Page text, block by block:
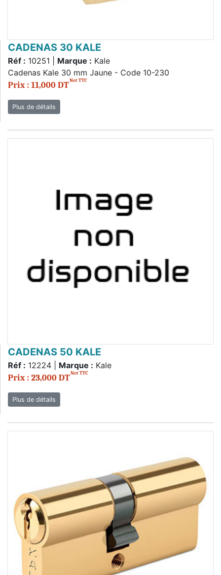
CADENAS 30 KALE
Réf : 10251 | Marque : Kale
Cadenas Kale 30 mm Jaune - Code 10-230
Prix : 11,000 DTNet TTC
Plus de détails
CADENAS 50 KALE
Réf : 12224 | Marque : Kale
Prix : 23,000 DTNet TTC
Plus de détails